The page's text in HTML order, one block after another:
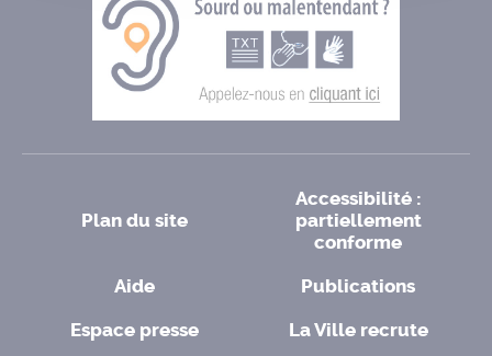
Plan du site
Accessibilité :
partiellement
conforme
Aide
Publications
Espace presse
La Ville recrute